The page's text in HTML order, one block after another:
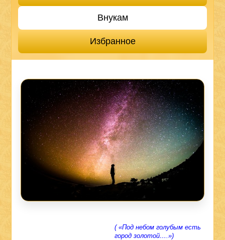
Внукам
Избранное
( «Под небом голубым есть
город золотой….»)